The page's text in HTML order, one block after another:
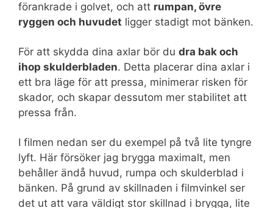
förankrade i golvet, och att rumpan, övre
ryggen och huvudet ligger stadigt mot bänken.
För att skydda dina axlar bör du dra bak och
ihop skulderbladen. Detta placerar dina axlar i
ett bra läge för att pressa, minimerar risken för
skador, och skapar dessutom mer stabilitet att
pressa från.
I filmen nedan ser du exempel på två lite tyngre
lyft. Här försöker jag brygga maximalt, men
behåller ändå huvud, rumpa och skulderblad i
bänken. På grund av skillnaden i filmvinkel ser
det ut att vara väldigt stor skillnad i brygga, lite